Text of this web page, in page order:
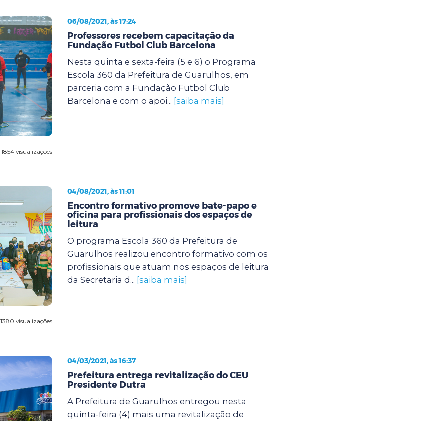
1854 visualizações
06/08/2021, às 17:24
Professores recebem capacitação da
Fundação Futbol Club Barcelona
Nesta quinta e sexta-feira (5 e 6) o Programa
Escola 360 da Prefeitura de Guarulhos, em
parceria com a Fundação Futbol Club
Barcelona e com o apoi... [saiba mais]
1380 visualizações
04/08/2021, às 11:01
Encontro formativo promove bate-papo e
oficina para profissionais dos espaços de
leitura
O programa Escola 360 da Prefeitura de
Guarulhos realizou encontro formativo com os
profissionais que atuam nos espaços de leitura
da Secretaria d... [saiba mais]
04/03/2021, às 16:37
Prefeitura entrega revitalização do CEU
Presidente Dutra
A Prefeitura de Guarulhos entregou nesta
quinta-feira (4) mais uma revitalização de